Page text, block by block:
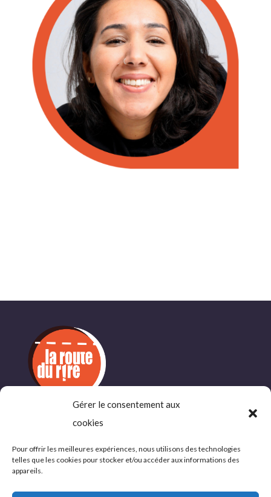
Gérer le consentement aux
cookies
Pour offrir les meilleures expériences, nous utilisons des technologies
telles que les cookies pour stocker et/ou accéder aux informations des
appareils.
INFORMATIONS
COMPLÉMENTAIRES
Politique de confidentialité